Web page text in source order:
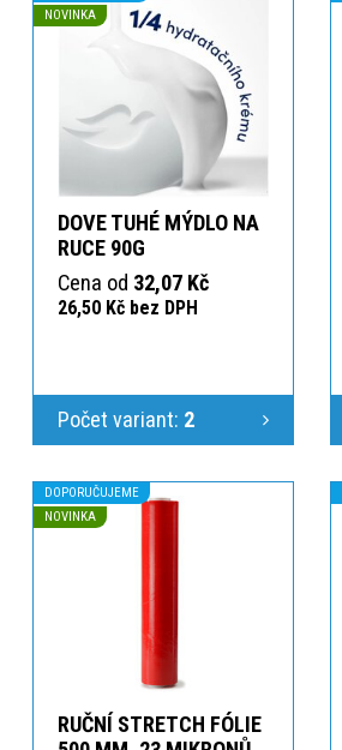
NOVINKA
DOVE TUHÉ MÝDLO NA
RUCE 90G
Cena od 32,07 Kč
26,50 Kč bez DPH
Počet variant: 2
DOPORUČUJEME
NOVINKA
RUČNÍ STRETCH FÓLIE